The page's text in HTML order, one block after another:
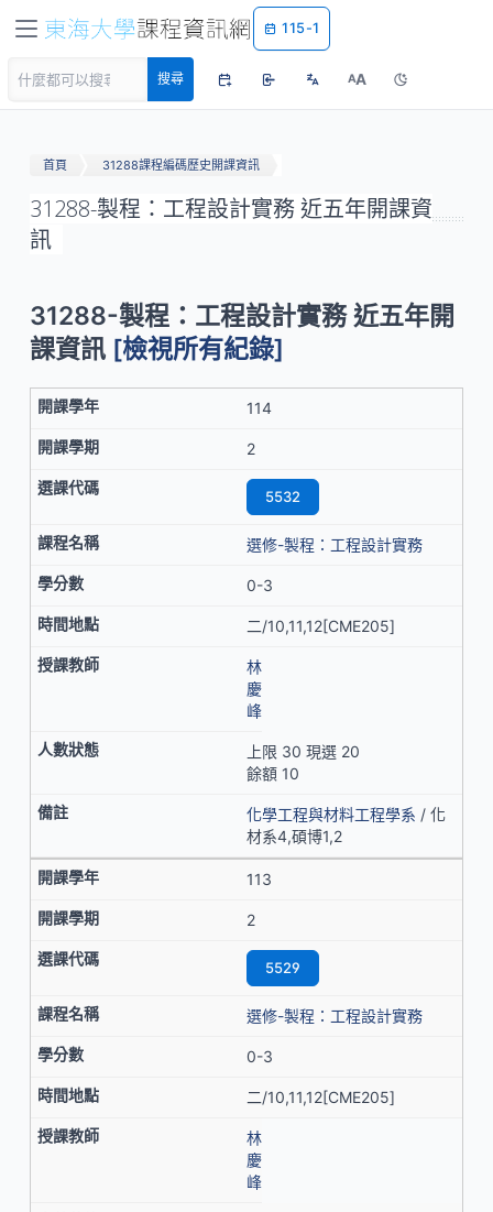
115-1
搜尋 AA
首頁 31288課程編碼歷史開課資訊
31288-製程：工程設計實務 近五年開課資
訊
31288-製程：工程設計實務 近五年開
課資訊 [檢視所有紀錄]
114
2
5532
選修-製程：工程設計實務
0-3
二/10,11,12[CME205]
林
慶
峰
上限 30 現選 20
餘額 10
化學工程與材料工程學系 / 化
材系4,碩博1,2
113
2
5529
選修-製程：工程設計實務
0-3
二/10,11,12[CME205]
林
慶
峰